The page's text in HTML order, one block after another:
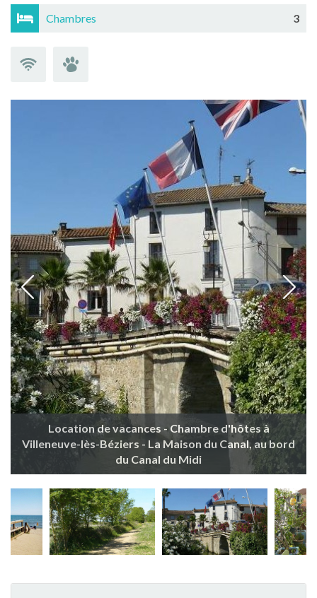
Chambres 3
Location de vacances - Chambre d'hôtes à
Villeneuve-lès-Béziers - La Maison du Canal, au bord
du Canal du Midi